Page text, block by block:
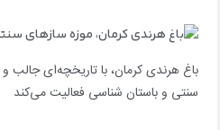
باغ هرندی کرمان، با تاریخچه‌ای جالب
سنتی و باستان شناسی فعالیت می‌کند